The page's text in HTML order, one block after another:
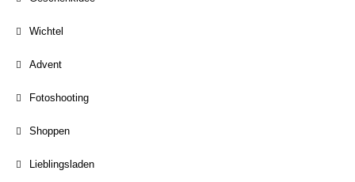
Wichtel
Advent
Fotoshooting
Shoppen
Lieblingsladen